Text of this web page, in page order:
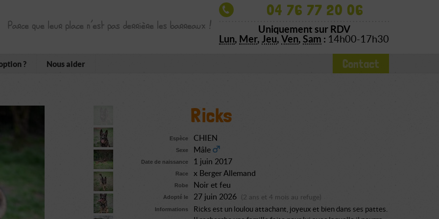
Parce que leur place n’est pas derrière les barreaux !
04 76 77 20 06
Uniquement sur RDV
Lun, Mer, Jeu, Ven, Sam : 14h00-17h30
? Nous aider Contact
Ricks
Espèce CHIEN
Sexe Mâle
Date de naissance 1 juin 2017
Race x Berger Allemand
Robe Noir et feu
Adopté le 27 juin 2026 (2 ans et 4 mois au refuge)
Informations
Ricks est un loulou attachant, joyeux et bien dans ses pattes.